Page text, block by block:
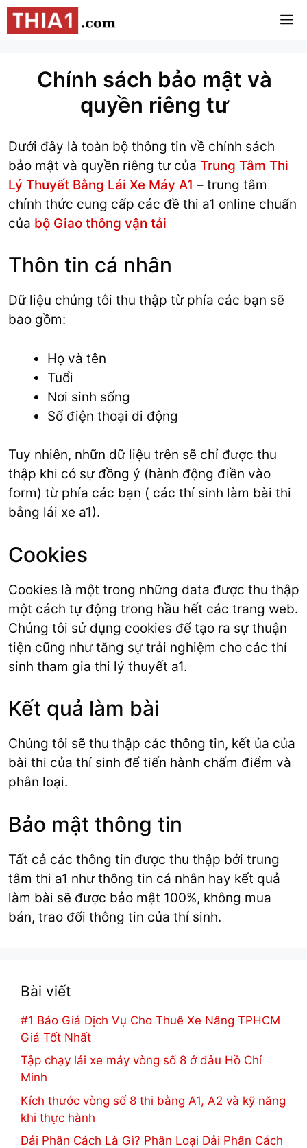
Chuyển
đến
Chính sách bảo mật và
quyền riêng tư
Dưới đây là toàn bộ thông tin về chính sách
bảo mật và quyền riêng tư của Trung Tâm Thi
Lý Thuyết Bằng Lái Xe Máy A1 – trung tâm
chính thức cung cấp các đề thi a1 online chuẩn
của bộ Giao thông vận tải
Thôn tin cá nhân
Dữ liệu chúng tôi thu thập từ phía các bạn sẽ
bao gồm:
Họ và tên
Tuổi
Nơi sinh sống
Số điện thoại di động
Tuy nhiên, nhữn dữ liệu trên sẽ chỉ được thu
thập khi có sự đồng ý (hành động điền vào
form) từ phía các bạn ( các thí sinh làm bài thi
bằng lái xe a1).
Cookies
Cookies là một trong những data được thu thập
một cách tự động trong hầu hết các trang web.
Chúng tôi sử dụng cookies để tạo ra sự thuận
tiện cũng như tăng sự trải nghiệm cho các thí
sinh tham gia thi lý thuyết a1.
Kết quả làm bài
Chúng tôi sẽ thu thập các thông tin, kết ủa của
bài thi của thí sinh để tiến hành chấm điểm và
phân loại.
Bảo mật thông tin
Tất cả các thông tin được thu thập bởi trung
tâm thi a1 như thông tin cá nhân hay kết quả
làm bài sẽ được bảo mật 100%, không mua
bán, trao đổi thông tin của thí sinh.
Bài viết
#1 Báo Giá Dịch Vụ Cho Thuê Xe Nâng TPHCM
Giá Tốt Nhất
Tập chạy lái xe máy vòng số 8 ở đâu Hồ Chí
Minh
Kích thước vòng số 8 thi bằng A1, A2 và kỹ năng
khi thực hành
Dải Phân Cách Là Gì? Phân Loại Dải Phân Cách